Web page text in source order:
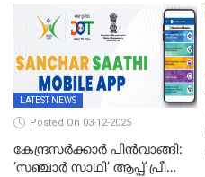
LATEST NEWS
Posted On 03-12-2025
കേന്ദ്രസർക്കാർ പിൻവാങ്ങി:
‘സഞ്ചാർ സാഥി’ ആപ്പ് പ്രീ